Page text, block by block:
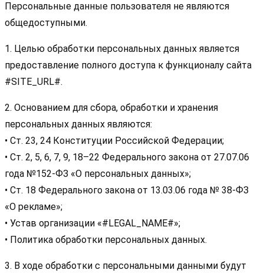
Персональные данные пользователя не являются
общедоступными.
1. Целью обработки персональных данных является
предоставление полного доступа к функционалу сайта
#SITE_URL#.
2. Основанием для сбора, обработки и хранения
персональных данных являются:
• Ст. 23, 24 Конституции Российской Федерации;
• Ст. 2, 5, 6, 7, 9, 18–22 Федерального закона от 27.07.06
года №152-ФЗ «О персональных данных»;
• Ст. 18 Федерального закона от 13.03.06 года № 38-ФЗ
«О рекламе»;
• Устав организации «#LEGAL_NAME#»;
• Политика обработки персональных данных.
3. В ходе обработки с персональными данными будут